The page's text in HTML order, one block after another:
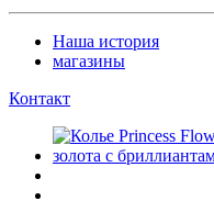
Наша история
магазины
Контакт